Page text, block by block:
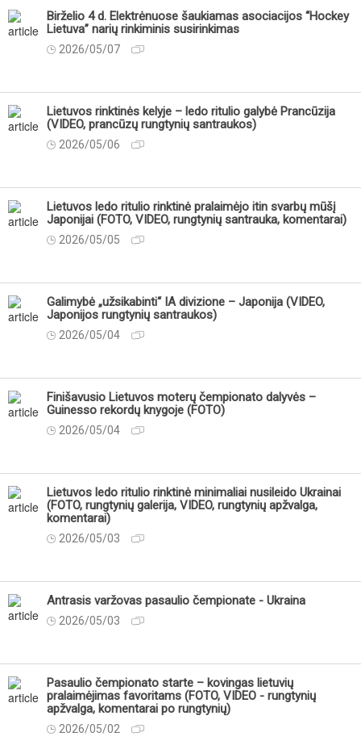
Birželio 4 d. Elektrėnuose šaukiamas asociacijos “Hockey
Lietuva” narių rinkiminis susirinkimas
2026/05/07
Lietuvos rinktinės kelyje – ledo ritulio galybė Prancūzija
(VIDEO, prancūzų rungtynių santraukos)
2026/05/06
Lietuvos ledo ritulio rinktinė pralaimėjo itin svarbų mūšį
Japonijai (FOTO, VIDEO, rungtynių santrauka, komentarai)
2026/05/05
Galimybė „užsikabinti“ IA divizione – Japonija (VIDEO,
Japonijos rungtynių santraukos)
2026/05/04
Finišavusio Lietuvos moterų čempionato dalyvės –
Guinesso rekordų knygoje (FOTO)
2026/05/04
Lietuvos ledo ritulio rinktinė minimaliai nusileido Ukrainai
(FOTO, rungtynių galerija, VIDEO, rungtynių apžvalga,
komentarai)
2026/05/03
Antrasis varžovas pasaulio čempionate - Ukraina
2026/05/03
Pasaulio čempionato starte – kovingas lietuvių
pralaimėjimas favoritams (FOTO, VIDEO - rungtynių
apžvalga, komentarai po rungtynių)
2026/05/02